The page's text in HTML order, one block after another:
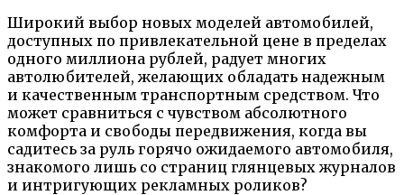
Широкий выбор новых моделей автомобилей,
доступных по привлекательной цене в пределах
одного миллиона рублей, радует многих
автолюбителей, желающих обладать надежным
и качественным транспортным средством. Что
может сравниться с чувством абсолютного
комфорта и свободы передвижения, когда вы
садитесь за руль горячо ожидаемого автомобиля,
знакомого лишь со страниц глянцевых журналов
и интригующих рекламных роликов?